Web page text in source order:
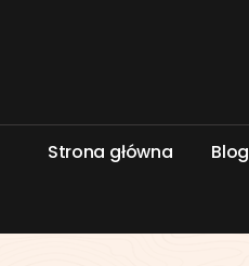
Strona główna Blog